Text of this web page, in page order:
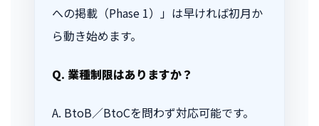
への掲載（Phase 1）」は早ければ初月か
ら動き始めます。
Q. 業種制限はありますか？
A. BtoB／BtoCを問わず対応可能です。